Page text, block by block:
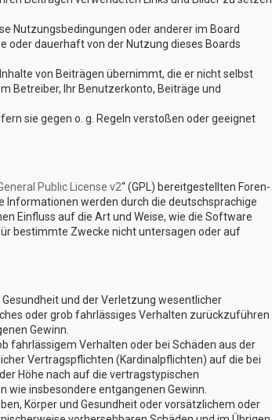
Nutzungsbedingungen oder anderer im Board
oder dauerhaft von der Nutzung dieses Boards
von Beiträgen übernimmt, die er nicht selbst
Betreiber, Ihr Benutzerkonto, Beiträge und
sie gegen o. g. Regeln verstoßen oder geeignet
Public License v2“ (GPL) bereitgestellten Foren-
werden durch die deutschsprachige
Einfluss auf die Art und Weise, wie die Software
bestimmte Zwecke nicht untersagen oder auf
und der Verletzung wesentlicher
oder grob fahrlässiges Verhalten zurückzuführen
Gewinn.
fahrlässigem Verhalten oder bei Schäden aus der
Vertragspflichten (Kardinalpflichten) auf die bei
Höhe nach auf die vertragstypischen
wie insbesondere entgangenen Gewinn.
Körper und Gesundheit oder vorsätzlichem oder